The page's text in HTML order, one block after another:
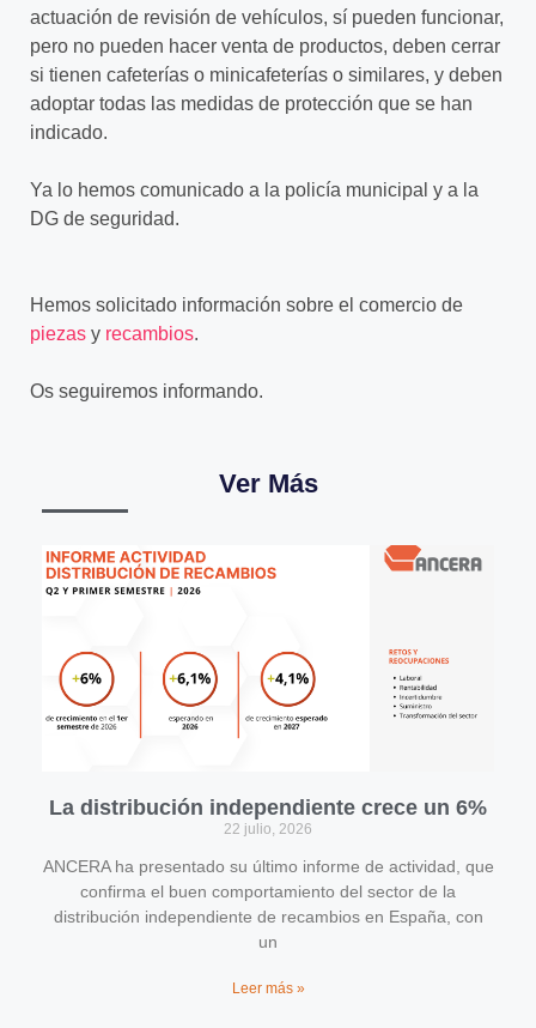
actuación de revisión de vehículos, sí pueden funcionar,
pero no pueden hacer venta de productos, deben cerrar
si tienen cafeterías o minicafeterías o similares, y deben
adoptar todas las medidas de protección que se han
indicado.
Ya lo hemos comunicado a la policía municipal y a la
DG de seguridad.
Hemos solicitado información sobre el comercio de
piezas y recambios.
Os seguiremos informando.
Ver Más
La distribución independiente crece un 6%
22 julio, 2026
ANCERA ha presentado su último informe de actividad, que
confirma el buen comportamiento del sector de la
distribución independiente de recambios en España, con
un
Leer más »